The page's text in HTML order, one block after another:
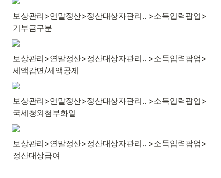
보상관리>연말정산>정산대상자관리.. >소득입력팝업>
기부금구분
보상관리>연말정산>정산대상자관리.. >소득입력팝업>
세액감면/세액공제
보상관리>연말정산>정산대상자관리.. >소득입력팝업>
국세청외첨부화일
보상관리>연말정산>정산대상자관리.. >소득입력팝업>
정산대상급여